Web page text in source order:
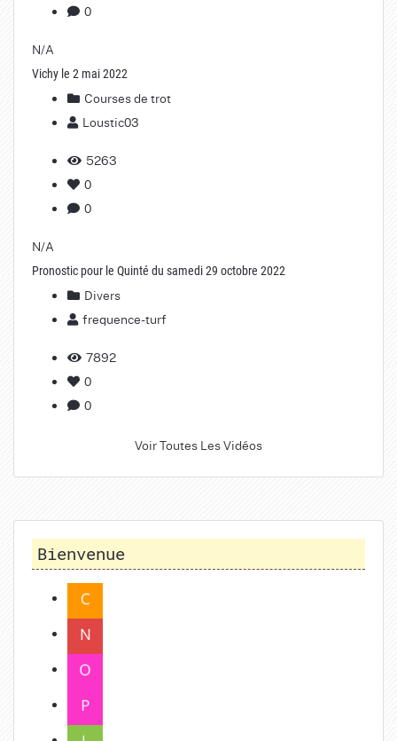
0
N/A
Vichy le 2 mai 2022
Courses de trot
Loustic03
5263
0
0
N/A
Pronostic pour le Quinté du samedi 29 octobre 2022
Divers
frequence-turf
7892
0
0
Voir Toutes Les Vidéos
Bienvenue